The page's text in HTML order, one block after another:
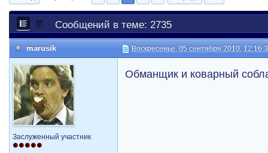
Сообщений в теме: 2735
marusik Воскресенье, 05 сентября 2010,
Заслуженный участник
Обманщик и коварный